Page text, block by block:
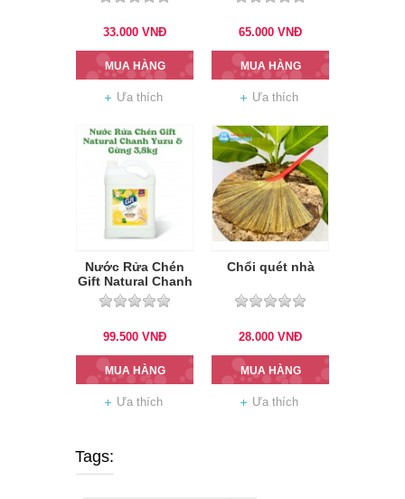
33.000 VNĐ
MUA HÀNG
Ưa thích
65.000 VNĐ
MUA HÀNG
Ưa thích
Nước Rửa Chén
Gift Natural Chanh
Yuzu & Gừng
3.8kg
99.500 VNĐ
MUA HÀNG
Ưa thích
Chổi quét nhà
28.000 VNĐ
MUA HÀNG
Ưa thích
Tags: